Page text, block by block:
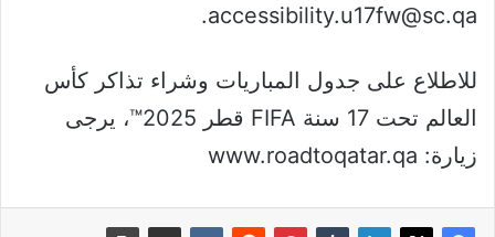
accessibility.u17fw@sc.qa.
للاطلاع على جدول المباريات وشراء تذاكر كأس
العالم تحت 17 سنة FIFA قطر 2025™، يرجى
زيارة: www.roadtoqatar.qa